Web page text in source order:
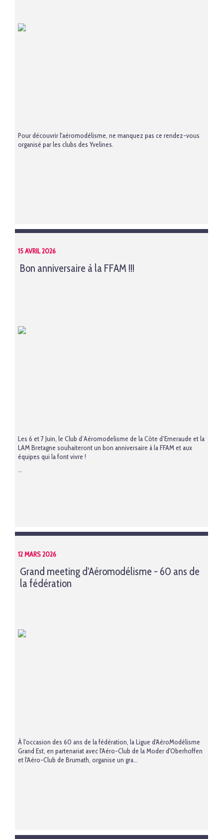
Pour découvrir l'aéromodélisme, ne manquez pas ce rendez-vous
organisé par les clubs des Yvelines.
15 AVRIL 2026
Bon anniversaire à la FFAM !!!
Les 6 et 7 Juin, le Club d’Aéromodelisme de la Côte d’Emeraude et la
LAM Bretagne souhaiteront un bon anniversaire à la FFAM et aux
équipes qui la font vivre !
12 MARS 2026
Grand meeting d'Aéromodélisme - 60 ans de
la fédération
À l'occasion des 60 ans de la fédération, la Ligue d'AéroModélisme
Grand Est, en partenariat avec l'Aéro-Club de la Moder d'Oberhoffen
et l'Aéro-Club de Brumath, organise un gra...